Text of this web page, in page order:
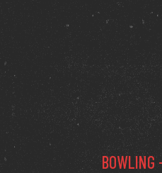
BOWLING